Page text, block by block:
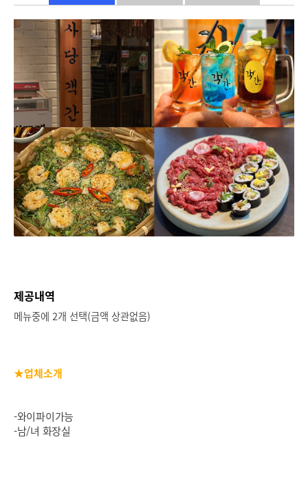
제공내역
메뉴중에 2개 선택(금액 상관없음)
★업체소개
-와이파이가능
-남/녀 화장실